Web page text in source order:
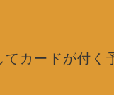
カードが付く